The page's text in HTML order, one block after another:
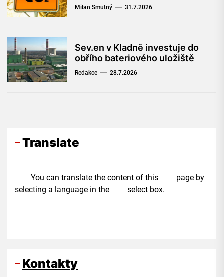
Milan Smutný 31.7.2026
Sev.en v Kladně investuje do
obřího bateriového uložiště
Redakce 28.7.2026
Translate
You can translate the content of this page by
selecting a language in the select box.
Kontakty